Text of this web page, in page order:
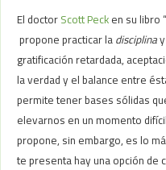
El doctor Scott Peck en su libro
propone practicar la disciplina
gratificación retardada,
la verdad y el balance entre
permite tener bases sólidas
elevarnos en un momento
propone, sin embargo, es lo
te presenta hay una opción de